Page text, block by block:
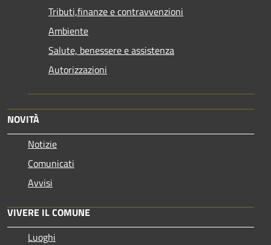
Tributi,finanze e contravvenzioni
Ambiente
Salute, benessere e assistenza
Autorizzazioni
NOVITÀ
Notizie
Comunicati
Avvisi
VIVERE IL COMUNE
Luoghi